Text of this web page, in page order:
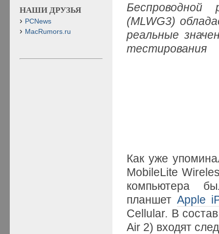
(MLWG3)
реальные
тестирования
Как уже
MobileLite
компьютера
планшетApple
Cellular. В
Air 2) входят
НАШИ ДРУЗЬЯ
PCNews
MacRumors.ru